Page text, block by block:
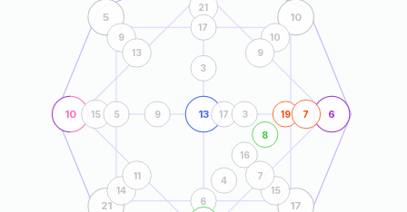
10 6
13
5 10
21 17
6
4
16
8
19
15
21
7
5
17
17 3
9
3
9
13
10
9
14
11
15
7